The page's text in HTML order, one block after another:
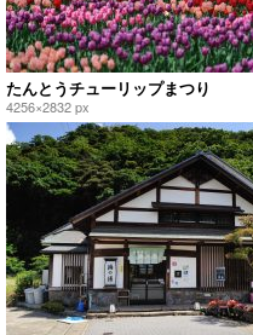
たんとうチューリップまつり
4256×2832 px